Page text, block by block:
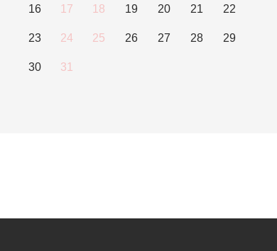
16 17 18 19 20 21 22
23 24 25 26 27 28 29
30 31